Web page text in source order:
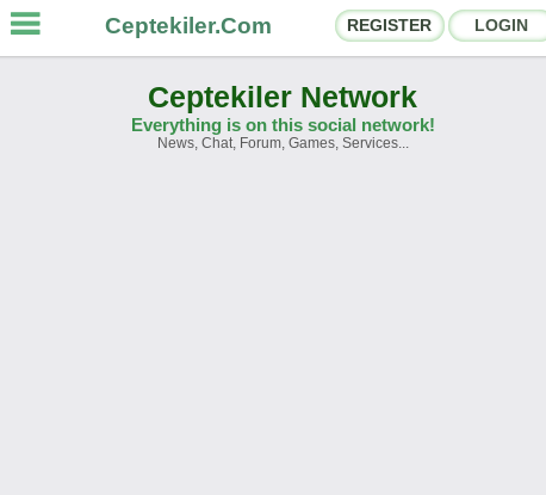
Ceptekiler.Com REGISTER LOGIN
Social Shares
Ceptekiler Network
Everything is on this social network!
News, Chat, Forum, Games, Services...